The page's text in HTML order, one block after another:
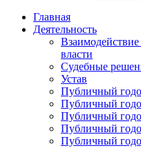
Главная
Деятельность
Взаимодействие
власти
Судебные
Устав
Публичный
Публичный
Публичный
Публичный
Публичный